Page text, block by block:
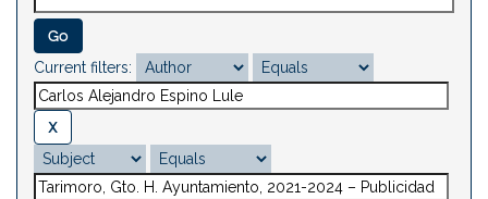
Current filters: